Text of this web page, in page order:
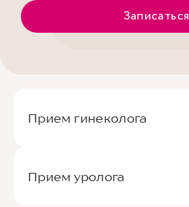
Записаться
Прием гинеколога
Прием уролога